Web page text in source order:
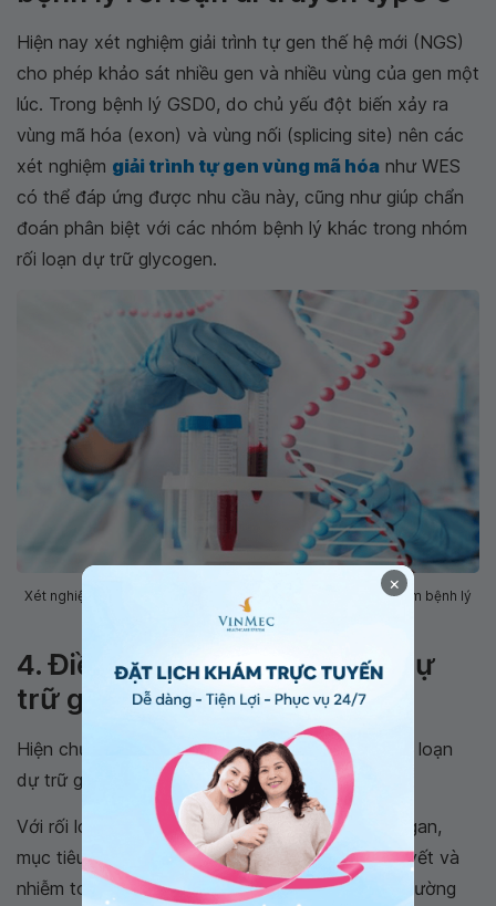
Hiện nay xét nghiệm giải trình tự gen thế hệ mới (NGS)
cho phép khảo sát nhiều gen và nhiều vùng của gen một
lúc. Trong bệnh lý GSD0, do chủ yếu đột biến xảy ra
vùng mã hóa (exon) và vùng nối (splicing site) nên các
xét nghiệm giải trình tự gen vùng mã hóa như WES
có thể đáp ứng được nhu cầu này, cũng như giúp chẩn
đoán phân biệt với các nhóm bệnh lý khác trong nhóm
rối loạn dự trữ glycogen.
Xét nghiệm gen giúp bác sĩ chẩn đoán phân biệt với các nhóm bệnh lý
khác
4. Điều trị với nhóm rối loạn dự
trữ glycogen type 0
Hiện chưa có cách điều trị đặc hiệu với nhóm rối loạn
dự trữ glycogen type 0.
Với rối loạn dự trữ glycogen type 0, biểu hiện ở gan,
mục tiêu điều trị nhằm phòng ngừa hạ đường huyết và
nhiễm toan lúc đói ở trẻ bằng cách cho trẻ ăn thường
×